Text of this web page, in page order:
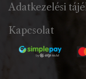
Adatkezelési
Kapcsolat